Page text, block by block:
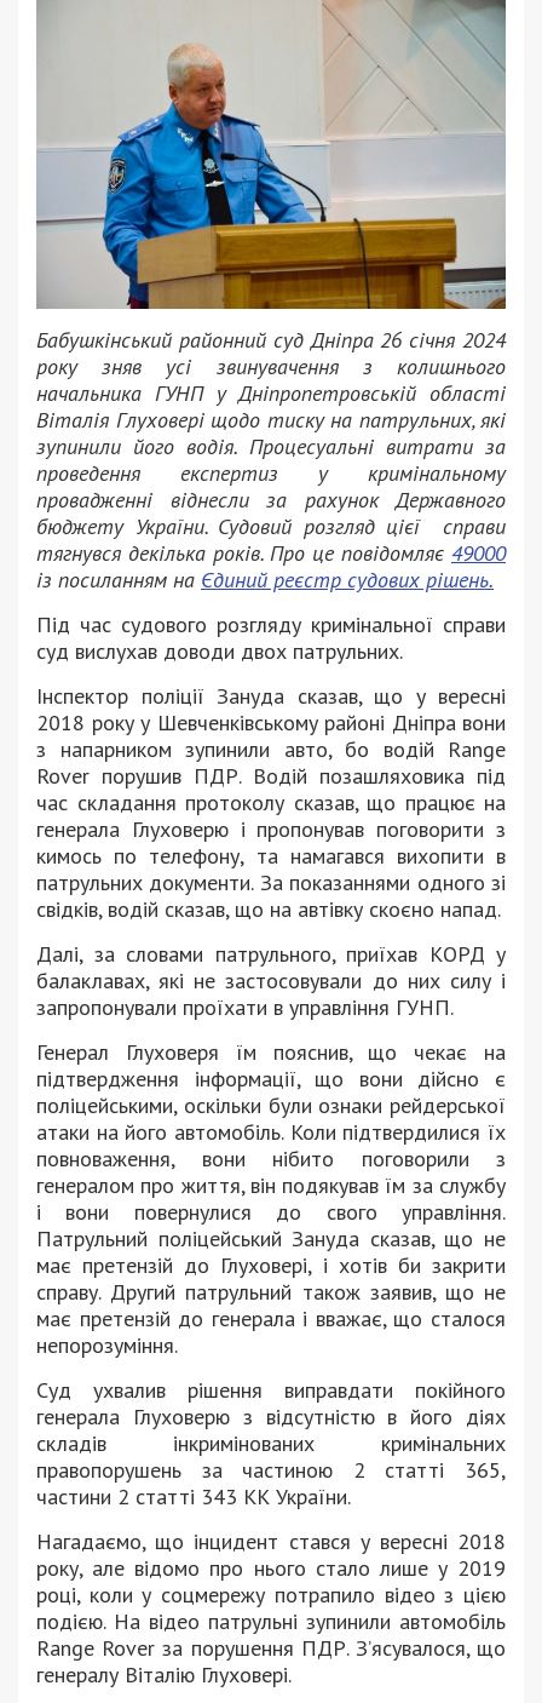
Бабушкінський районний суд Дніпра 26 січня 2024
року зняв усі звинувачення з колишнього
начальника ГУНП у Дніпропетровській області
Віталія Глуховері щодо тиску на патрульних, які
зупинили його водія. Процесуальні витрати за
проведення експертиз у кримінальному
провадженні віднесли за рахунок Державного
бюджету України. Судовий розгляд цієї справи
тягнувся декілька років. Про це повідомляє 49000
із посиланням на Єдиний реєстр судових рішень.
Під час судового розгляду кримінальної справи
суд вислухав доводи двох патрульних.
Інспектор поліції Зануда сказав, що у вересні
2018 року у Шевченківському районі Дніпра вони
з напарником зупинили авто, бо водій Range
Rover порушив ПДР. Водій позашляховика під
час складання протоколу сказав, що працює на
генерала Глуховерю і пропонував поговорити з
кимось по телефону, та намагався вихопити в
патрульних документи. За показаннями одного зі
свідків, водій сказав, що на автівку скоєно напад.
Далі, за словами патрульного, приїхав КОРД у
балаклавах, які не застосовували до них силу і
запропонували проїхати в управління ГУНП.
Генерал Глуховеря їм пояснив, що чекає на
підтвердження інформації, що вони дійсно є
поліцейськими, оскільки були ознаки рейдерської
атаки на його автомобіль. Коли підтвердилися їх
повноваження, вони нібито поговорили з
генералом про життя, він подякував їм за службу
і вони повернулися до свого управління.
Патрульний поліцейський Зануда сказав, що не
має претензій до Глуховері, і хотів би закрити
справу. Другий патрульний також заявив, що не
має претензій до генерала і вважає, що сталося
непорозуміння.
Суд ухвалив рішення виправдати покійного
генерала Глуховерю з відсутністю в його діях
складів інкримінованих кримінальних
правопорушень за частиною 2 статті 365,
частини 2 статті 343 КК України.
Нагадаємо, що інцидент стався у вересні 2018
року, але відомо про нього стало лише у 2019
році, коли у соцмережу потрапило відео з цією
подією. На відео патрульні зупинили автомобіль
Range Rover за порушення ПДР. З’ясувалося, що
генералу Віталію Глуховері.